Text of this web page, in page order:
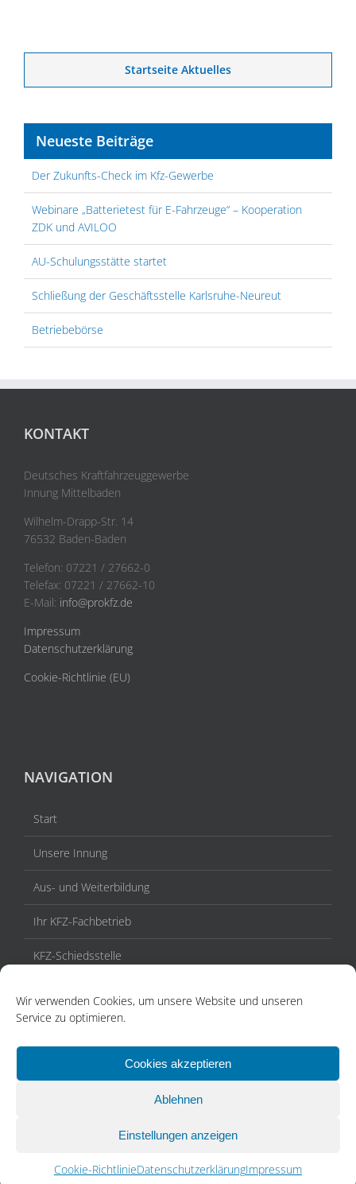
Wir verwenden Cookies, um unsere Website und unseren
Service zu optimieren.
Cookies akzeptieren
Ablehnen
Einstellungen anzeigen
Cookie-RichtlinieDatenschutzerklärungImpressum
Startseite Aktuelles
Neueste Beiträge
Der Zukunfts-Check im Kfz-Gewerbe
Webinare „Batterietest für E-Fahrzeuge“ – Kooperation
ZDK und AVILOO
AU-Schulungsstätte startet
Schließung der Geschäftsstelle Karlsruhe-Neureut
Betriebebörse
KONTAKT
Deutsches Kraftfahrzeuggewerbe
Innung Mittelbaden
Wilhelm-Drapp-Str. 14
76532 Baden-Baden
Telefon: 07221 / 27662-0
Telefax: 07221 / 27662-10
E-Mail: info@prokfz.de
Impressum
Datenschutzerklärung
Cookie-Richtlinie (EU)
NAVIGATION
Start
Unsere Innung
Aus- und Weiterbildung
Ihr KFZ-Fachbetrieb
KFZ-Schiedsstelle
Aktuelles
Copyright Deutsches Kraftfahrzeuggewerbe - Innung Mittelbaden